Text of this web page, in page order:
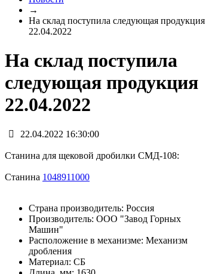
→
На склад поступила следующая продукция
22.04.2022
На склад поступила
следующая продукция
22.04.2022
22.04.2022 16:30:00
Станина для щековой дробилки СМД-108:
Станина 1048911000
Страна производитель: Россия
Производитель: ООО "Завод Горных
Машин"
Расположение в механизме: Механизм
дробления
Материал: СБ